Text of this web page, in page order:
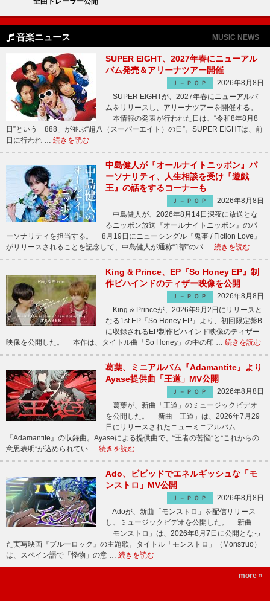
音楽ニュース MUSIC NEWS
SUPER EIGHT、2027年春にニューアル
バム発売＆アリーナツアー開催
Ｊ－ＰＯＰ
2026年8月8日
SUPER EIGHTが、2027年春にニューアルバ
ムをリリースし、アリーナツアーを開催する。
本情報の発表が行われた日は、“令和8年8月8
日”という「888」が並ぶ“超八（スーパーエイト）の日”。SUPER EIGHTは、前
日に行われ … 続きを読む
中島健人が『オールナイトニッポン』パ
ーソナリティ、人生相談を受け『遊戯
王』の話をするコーナーも
Ｊ－ＰＯＰ
2026年8月8日
中島健人が、2026年8月14日深夜に放送とな
るニッポン放送『オールナイトニッポン』のパ
ーソナリティを担当する。 8月19日にニューシングル『鬼事 / Fiction Love』
がリリースされることを記念して、中島健人が通称“1部”のパ … 続きを読む
King & Prince、EP『So Honey EP』制
作ビハインドのティザー映像を公開
Ｊ－ＰＯＰ
2026年8月8日
King & Princeが、2026年9月2日にリリースと
なる1st EP『So Honey EP』より、初回限定盤B
に収録されるEP制作ビハインド映像のティザー
映像を公開した。 本作は、タイトル曲「So Honey」の中の印 … 続きを読む
葛葉、ミニアルバム『Adamantite』より
Ayase提供曲「王道」MV公開
Ｊ－ＰＯＰ
2026年8月8日
葛葉が、新曲「王道」のミュージックビデオ
を公開した。 新曲「王道」は、2026年7月29
日にリリースされたニューミニアルバム
『Adamantite』の収録曲。Ayaseによる提供曲で、“王者の苦悩”と“これからの
意思表明”が込められてい … 続きを読む
Ado、ビビッドでエネルギッシュな「モ
ンストロ」MV公開
Ｊ－ＰＯＰ
2026年8月8日
Adoが、新曲「モンストロ」を配信リリース
し、ミュージックビデオを公開した。 新曲
「モンストロ」は、2026年8月7日に公開となっ
た実写映画『ブルーロック』の主題歌。タイトル「モンストロ」（Monstruo）
は、スペイン語で「怪物」の意 … 続きを読む
more »